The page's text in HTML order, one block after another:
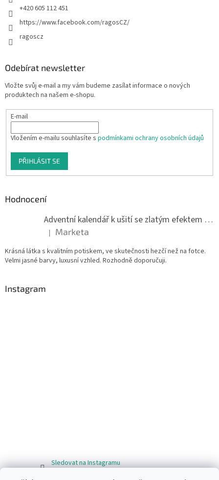
+420 605 112 451
https://www.facebook.com/ragosCZ/
ragoscz
Odebírat newsletter
Vložte svůj e-mail a my vám budeme zasílat informace o nových
produktech na našem e-shopu.
E-mail
Vložením e-mailu souhlasíte s podmínkami ochrany osobních údajů
PŘIHLÁSIT SE
Hodnocení
Adventní kalendář k ušití se zlatým efektem 042Q
Hodnocení produktu je 5 z 5 hvězdiček.
| Marketa
Krásná látka s kvalitním potiskem, ve skutečnosti hezčí než na fotce.
Velmi jasné barvy, luxusní vzhled. Rozhodně doporučuji.
Instagram
Sledovat na Instagramu